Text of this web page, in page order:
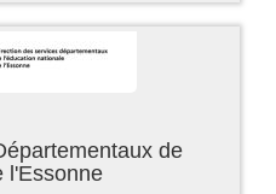
de
l'Essonne